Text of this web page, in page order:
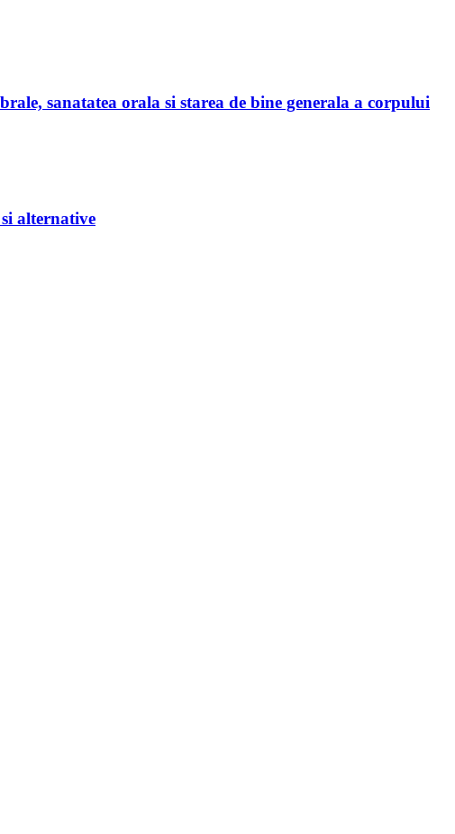
sanatatea orala si starea de bine generala a corpului
alternative